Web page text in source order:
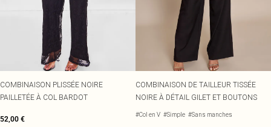
COMBINAISON PLISSÉE NOIRE
PAILLETÉE À COL BARDOT
52,00 €
COMBINAISON DE TAILLEUR TISSÉE
NOIRE À DÉTAIL GILET ET BOUTONS
#Col en V #Simple #Sans manches